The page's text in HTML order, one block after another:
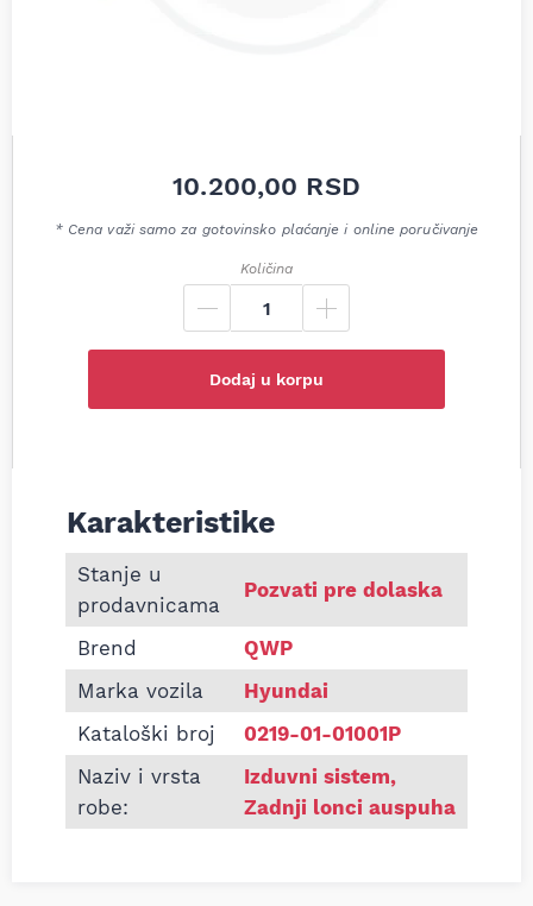
10.200,00 RSD
* Cena važi samo za gotovinsko plaćanje i online poručivanje
Količina
Dodaj u korpu
Informacije o Zadnji lonac auspuha Hyundai
Karakteristike
Stanje u
prodavnicama
Pozvati pre dolaska
Brend
QWP
Marka vozila
Hyundai
Kataloški broj
0219-01-01001P
Naziv i vrsta
robe:
Izduvni sistem,
Zadnji lonci auspuha